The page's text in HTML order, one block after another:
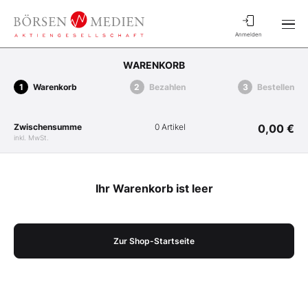
Anmelden
WARENKORB
Warenkorb Bezahlen Bestellen
Zwischensumme
inkl. MwSt.
0 Artikel 0,00 €
Ihr Warenkorb ist leer
Zur Shop-Startseite